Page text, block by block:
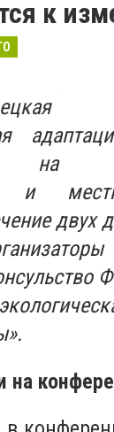
к
на
и
двух
на